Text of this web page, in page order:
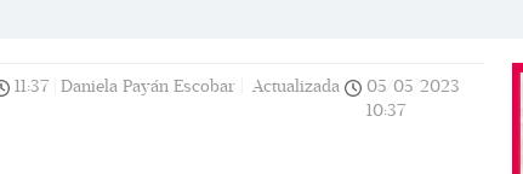
11:37 Daniela Payán Escobar | Actualizada
05/05/2023
10:37